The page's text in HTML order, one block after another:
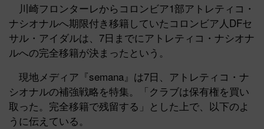
川崎フロンターレからコロンビア1部アトレティコ・
ナシオナルへ期限付き移籍していたコロンビア人DFセ
サル・アイダルは、7日までにアトレティコ・ナシオナ
ルへの完全移籍が決まったという。
現地メディア『semana』は7日、アトレティコ・ナ
シオナルの補強戦略を特集。「クラブは保有権を買い
取った。完全移籍で残留する」とした上で、以下のよ
うに伝えている。